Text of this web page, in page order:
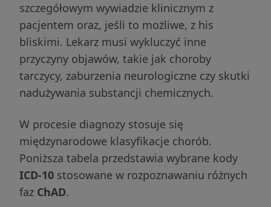
szczegółowym wywiadzie klinicznym z
pacjentem oraz, jeśli to możliwe, z his
bliskimi. Lekarz musi wykluczyć inne
przyczyny objawów, takie jak choroby
tarczycy, zaburzenia neurologiczne czy skutki
nadużywania substancji chemicznych.
W procesie diagnozy stosuje się
międzynarodowe klasyfikacje chorób.
Poniższa tabela przedstawia wybrane kody
ICD-10 stosowane w rozpoznawaniu różnych
faz ChAD.